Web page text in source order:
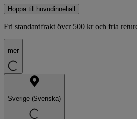
Hoppa till huvudinnehåll
Fri standardfrakt över 500 kr och fria
mer
Sverige (Svenska)